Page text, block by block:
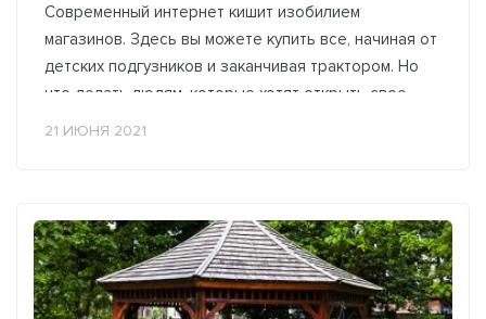
Современный интернет кишит изобилием
магазинов. Здесь вы можете купить все, начиная от
детских подгузников и заканчивая трактором. Но
что делать людям, которые хотят открыть свое
21 ИЮНЯ 2021